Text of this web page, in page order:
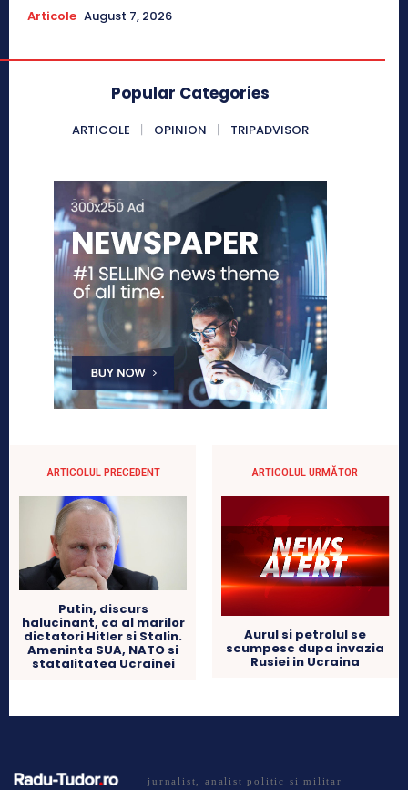
Articole August 7, 2026
Popular Categories
ARTICOLE OPINION TRIPADVISOR
ARTICOLUL PRECEDENT
Putin, discurs
halucinant, ca al marilor
dictatori Hitler si Stalin.
Ameninta SUA, NATO si
statalitatea Ucrainei
ARTICOLUL URMĂTOR
Aurul si petrolul se
scumpesc dupa invazia
Rusiei in Ucraina
jurnalist, analist politic si militar